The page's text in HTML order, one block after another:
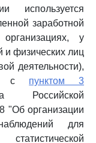
используется
заработной
у
и физических лиц
деятельности),
с пунктом 3
Российской
"Об организации
для